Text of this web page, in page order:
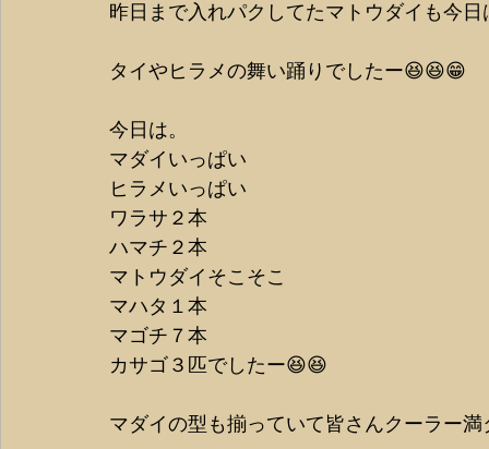
昨日まで入れパクしてたマトウダイも今
タイやヒラメの舞い踊りでしたー😆😆😁
今日は。
マダイいっぱい
ヒラメいっぱい
ワラサ２本
ハマチ２本
マトウダイそこそこ
マハタ１本
マゴチ７本
カサゴ３匹でしたー😆😆
マダイの型も揃っていて皆さんクーラー